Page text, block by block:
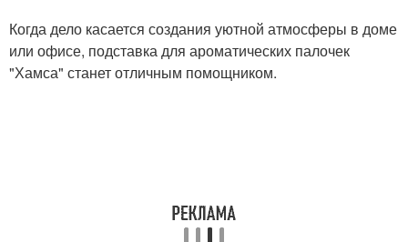
Когда дело касается создания уютной атмосферы в доме
или офисе, подставка для ароматических палочек
"Хамса" станет отличным помощником.